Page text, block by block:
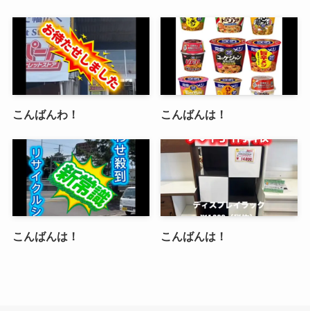
こんばんわ！ こんばんは！
こんばんは！ こんばんは！